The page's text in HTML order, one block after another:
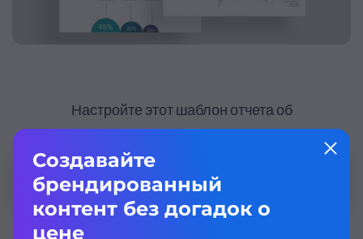
Настройте этот шаблон отчета об
Редактировать и скачать